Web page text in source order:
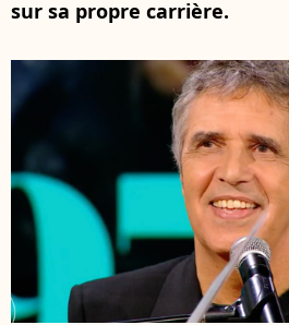
sur sa propre carrière.